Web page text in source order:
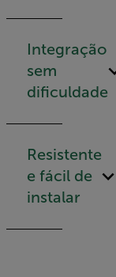
Integração
sem
dificuldade
Resistente
e fácil de
instalar